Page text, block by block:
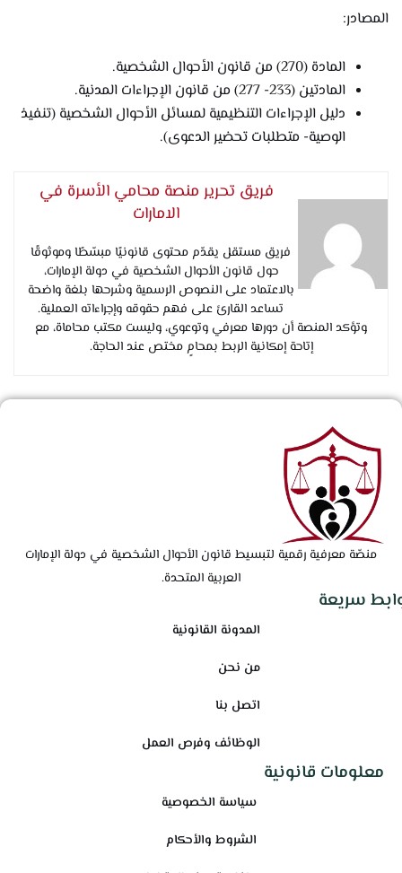
المصادر:
المادة (270) من قانون الأحوال الشخصية.
المادتين (233- 277) من قانون الإجراءات المدنية.
دليل الإجراءات التنظيمية لمسائل الأحوال الشخصية (تنفيذ
الوصية- متطلبات تحضير الدعوى).
فريق تحرير منصة محامي الأسرة في
الامارات
فريق مستقل يقدّم محتوى قانونيًا مبسّطًا وموثوقًا
حول قانون الأحوال الشخصية في دولة الإمارات،
بالاعتماد على النصوص الرسمية وشرحها بلغة واضحة
تساعد القارئ على فهم حقوقه وإجراءاته العملية.
وتؤكد المنصة أن دورها معرفي وتوعوي، وليست مكتب محاماة، مع
إتاحة إمكانية الربط بمحامٍ مختص عند الحاجة.
منصّة معرفية رقمية لتبسيط قانون الأحوال الشخصية في دولة الإمارات
العربية المتحدة.
سريعة
المدونة القانونية
من نحن
اتصل بنا
الوظائف وفرص العمل
معلومات قانونية
سياسة الخصوصية
الشروط والأحكام